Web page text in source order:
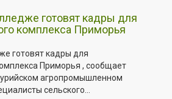
готовят кадры для
комплекса Приморья
готовят кадры для
Приморья , сообщает
агропромышленном
сельского...